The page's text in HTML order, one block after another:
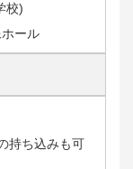
校)
ール
持ち込みも可